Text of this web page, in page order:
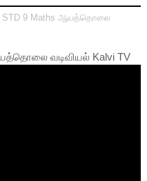
STD 9 Maths ஆயத்தொலை
வடிவியல் Kalvi TV